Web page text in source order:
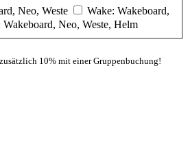
Neo, Weste
Wake: Wakeboard,
Neo, Weste, Helm
10% mit einer Gruppenbuchung!